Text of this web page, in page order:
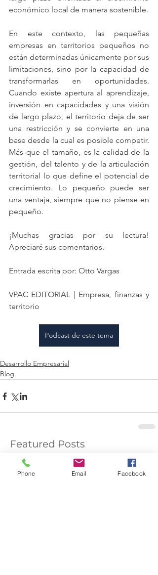
económico local de manera sostenible.
En este contexto, las pequeñas
empresas en territorios pequeños no
están determinadas únicamente por sus
limitaciones, sino por la capacidad de
transformarlas en oportunidades.
Cuando existe apertura al aprendizaje,
inversión en capacidades y una visión
de largo plazo, el territorio deja de ser
una restricción y se convierte en una
base desde la cual es posible competir.
Más que el tamaño, es la calidad de la
gestión, del talento y de la articulación
territorial lo que define el potencial de
crecimiento. Lo pequeño puede ser
una ventaja, siempre que no piense en
pequeño.
¡Muchas gracias por su lectura!
Apreciaré sus comentarios.
Entrada escrita por: Otto Vargas
VPAC EDITORIAL | Empresa, finanzas y
territorio
Podcast de este tema
Desarrollo Empresarial
Blog
Featured Posts
Phone Email Facebook